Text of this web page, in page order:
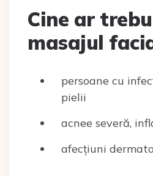
Cine ar
masajul
persoane cu
pielii
acnee severă,
afecțiuni